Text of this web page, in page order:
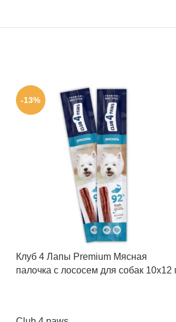
-13%
Клуб 4 Лапы Premium Мясная
палочка с лососем для собак 10х12